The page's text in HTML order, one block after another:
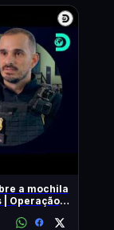
a mochila
| Operação